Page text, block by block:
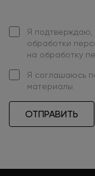
Я подтверждаю,
обработки
на обработку
Я соглашаюсь
материалы
ОТПРАВИТЬ